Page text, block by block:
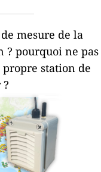
mesure de la
? pourquoi ne pas
station de